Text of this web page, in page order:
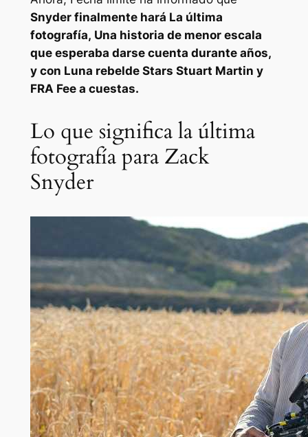
Snyder finalmente hará La última
fotografía, Una historia de menor escala
que esperaba darse cuenta durante años,
y con Luna rebeldeStars Stuart Martin y
FRA Fee a cuestas.
Lo que significa la última
fotografía para Zack
Snyder